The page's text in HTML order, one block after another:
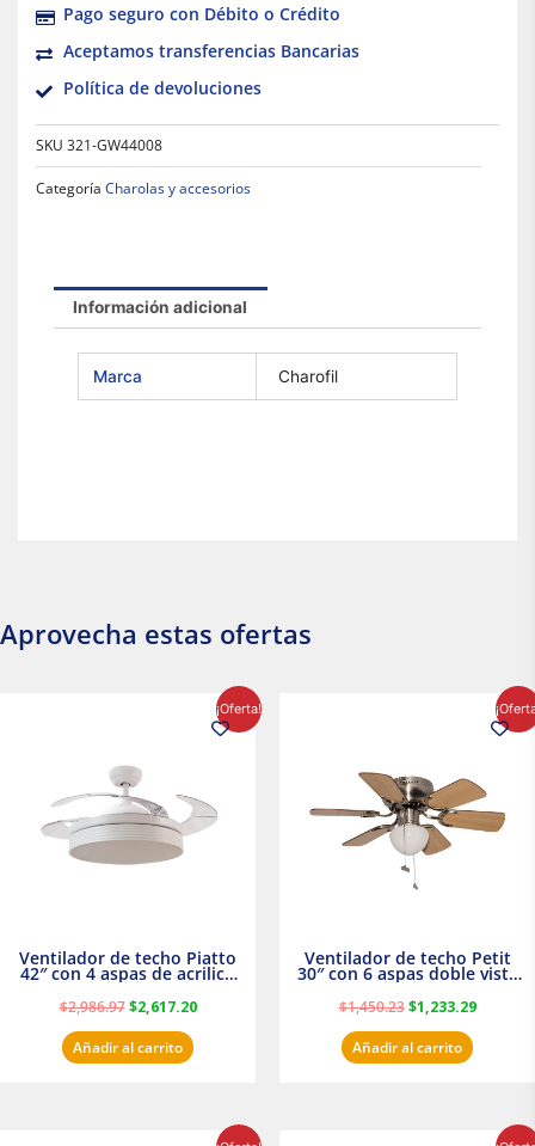
Pago seguro con Débito o Crédito
Aceptamos transferencias Bancarias
Política de devoluciones
SKU 321-GW44008
Categoría Charolas y accesorios
Información adicional
Marca Charofil
Aprovecha estas ofertas
¡Oferta!
Ventilador de techo Piatto
42″ con 4 aspas de acrilico
transparente
$2,986.97
$2,986.97.
$2,617.20
precio
actual
Añadir al carrito
Ventilador de techo Petit
30″ con 6 aspas doble vista
Satinado Masterfan
$1,450.23
$1,450.23.
$1,233.29
precio
actual
Añadir al carrito